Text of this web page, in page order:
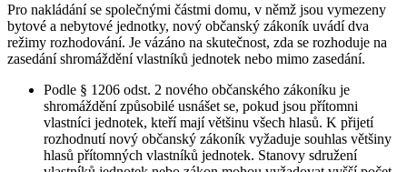
Pro nakládání se společnými částmi domu, v němž jsou vymezeny
bytové a nebytové jednotky, nový občanský zákoník uvádí dva
režimy rozhodování. Je vázáno na skutečnost, zda se rozhoduje na
zasedání shromáždění vlastníků jednotek nebo mimo zasedání.
Podle § 1206 odst. 2 nového občanského zákoníku je
shromáždění způsobilé usnášet se, pokud jsou přítomni
vlastníci jednotek, kteří mají většinu všech hlasů. K přijetí
rozhodnutí nový občanský zákoník vyžaduje souhlas většiny
hlasů přítomných vlastníků jednotek. Stanovy sdružení